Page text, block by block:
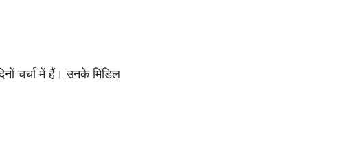
चर्चा में हैं। उनके मिडिल